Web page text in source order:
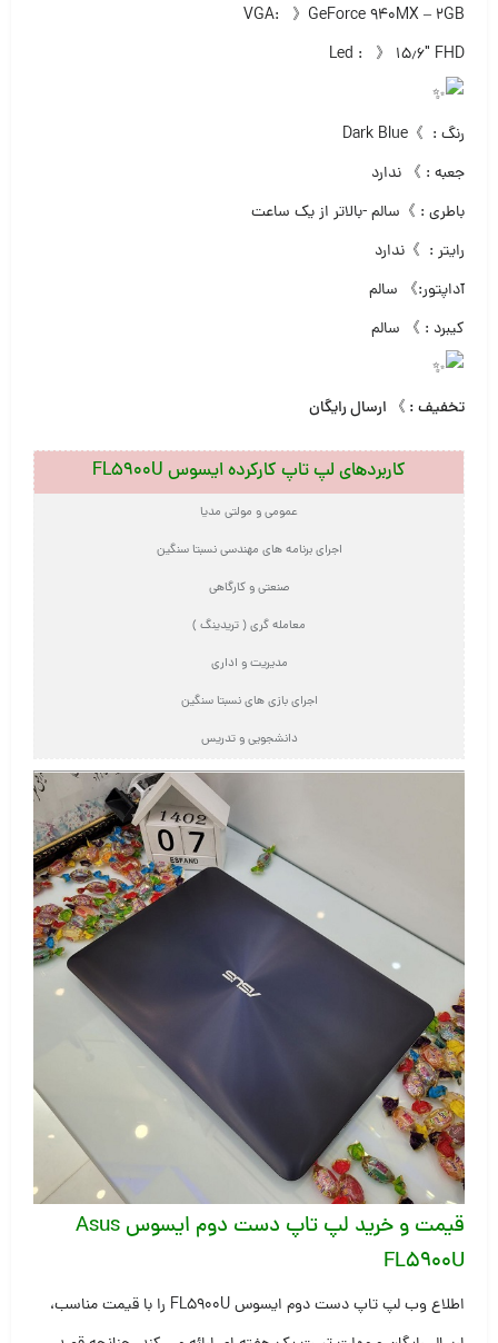
VGA: 》GeForce 940MX – 2GB
Led : 》 ۱۵٫۶″ FHD
رنگ : 》Dark Blue
جعبه : 》 ندارد
باطری : 》سالم -بالاتر از یک ساعت
رایتر : 》ندارد
آداپتور:》 سالم
کیبرد : 》 سالم
تخفیف : 》 ارسال رایگان
کاربردهای لپ تاپ کارکرده ایسوس FL5900U
عمومی و مولتی مدیا
اجرای برنامه های مهندسی نسبتا سنگین
صنعتی و کارگاهی
معامله گری ( تریدینگ )
مدیریت و اداری
اجرای بازی های نسبتا سنگین
دانشجویی و تدریس
قیمت و خرید لپ تاپ دست دوم ایسوس Asus
FL5900U
اطلاع وب لپ تاپ دست دوم ایسوس FL5900U را با قیمت مناسب،